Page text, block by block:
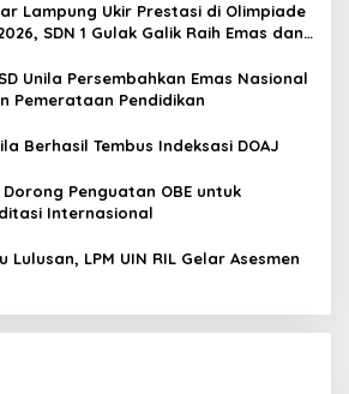
Lampung Ukir Prestasi di Olimpiade
SDN 1 Gulak Galik Raih Emas dan
Unila Persembahkan Emas Nasional
Pemerataan Pendidikan
Berhasil Tembus Indeksasi DOAJ
Dorong Penguatan OBE untuk
Internasional
Lulusan, LPM UIN RIL Gelar Asesmen